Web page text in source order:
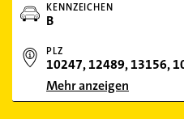
KENNZEICHEN
B
PLZ
Mehr anzeigen